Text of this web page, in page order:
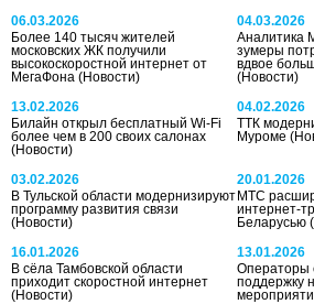
06.03.2026
Более 140 тысяч жителей
московских ЖК получили
высокоскоростной интернет от
МегаФона (Новости)
04.03.2026
Аналитика
зумеры
вдвое
(Новости)
13.02.2026
Билайн открыл бесплатный Wi‑Fi
более чем в 200 своих салонах
(Новости)
04.02.2026
ТТК
Муроме
03.02.2026
В Тульской области модернизируют
программу развития связи
(Новости)
20.01.2026
МТС
интернет-
Беларусью
16.01.2026
В сёла Тамбовской области
приходит скоростной интернет
(Новости)
13.01.2026
Операторы
поддержку